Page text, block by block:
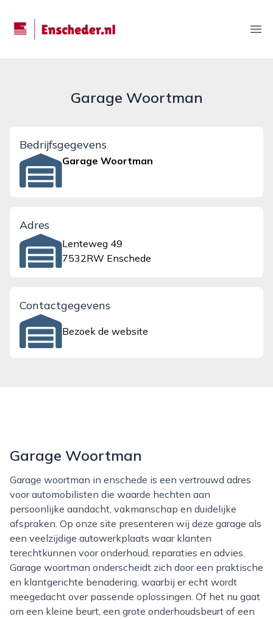
enscheder.nl
Garage Woortman
Bedrijfsgegevens
Garage Woortman
Adres
Lenteweg 49
7532RW Enschede
Contactgegevens
Bezoek de website
Garage Woortman
Garage woortman in enschede is een vertrouwd adres
voor automobilisten die waarde hechten aan
persoonlijke aandacht, vakmanschap en duidelijke
afspraken. Op onze site presenteren wij deze garage als
een veelzijdige autowerkplaats waar klanten
terechtkunnen voor onderhoud, reparaties en advies.
Garage woortman onderscheidt zich door een praktische
en klantgerichte benadering, waarbij er echt wordt
meegedacht over passende oplossingen. Of het nu gaat
om een kleine beurt, een grote onderhoudsbeurt of een